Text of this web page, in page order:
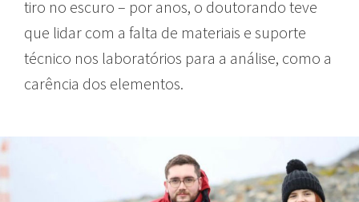
tiro no escuro – por anos, o doutorando teve
que lidar com a falta de materiais e suporte
técnico nos laboratórios para a análise, como a
carência dos elementos.